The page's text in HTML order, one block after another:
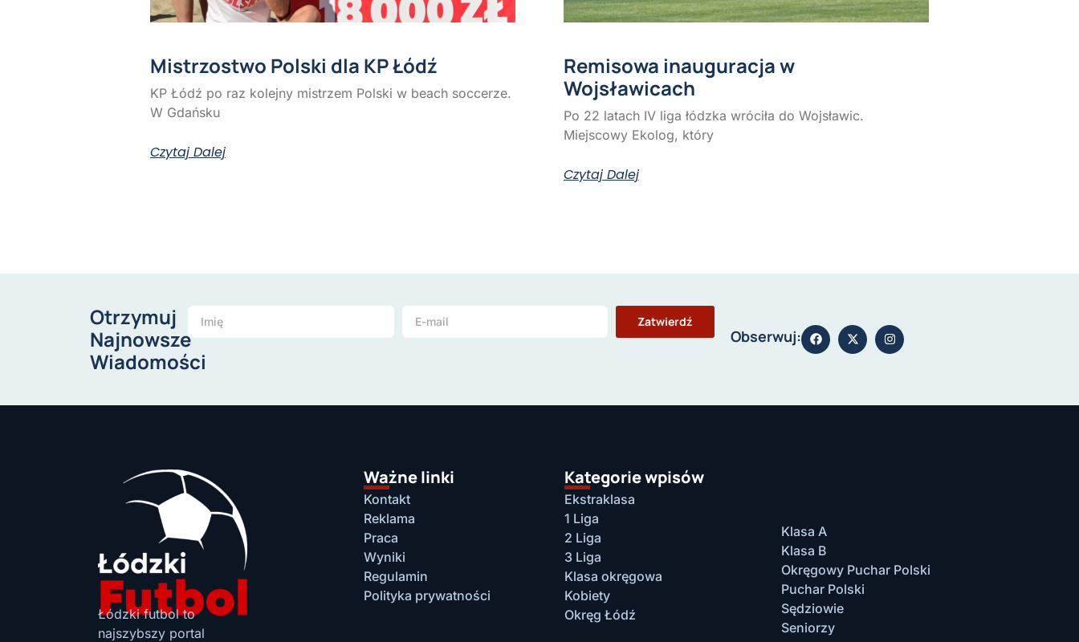
Mistrzostwo Polski dla KP Łódź
KP Łódź po raz kolejny mistrzem Polski w beach soccerze.
W Gdańsku
Czytaj Dalej
Remisowa inauguracja w
Wojsławicach
Po 22 latach IV liga łódzka wróciła do Wojsławic.
Miejscowy Ekolog, który
Czytaj Dalej
Otrzymuj
Najnowsze
Wiadomości
Zatwierdź
Obserwuj:
Łódzki futbol to
najszybszy portal
Ważne linki
Kontakt
Reklama
Praca
Wyniki
Regulamin
Polityka prywatności
Kategorie wpisów
Ekstraklasa
1 Liga
2 Liga
3 Liga
Klasa okręgowa
Kobiety
Okręg Łódź
Klasa A
Klasa B
Okręgowy Puchar Polski
Puchar Polski
Sędziowie
Seniorzy